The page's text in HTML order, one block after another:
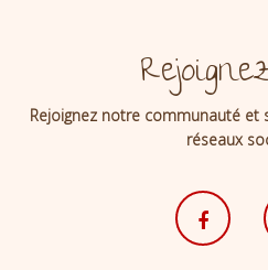
Rejoignez notre communauté et
réseaux